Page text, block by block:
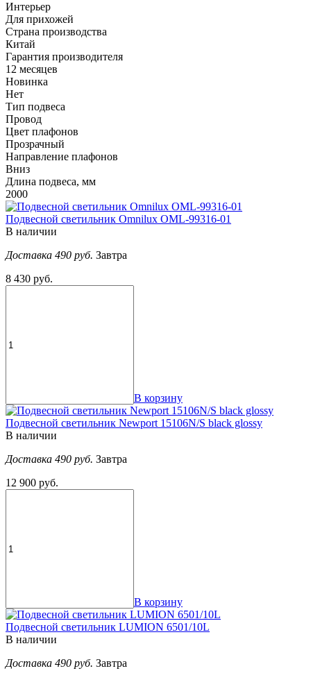
Интерьер
Для прихожей
Страна производства
Китай
Гарантия производителя
12 месяцев
Новинка
Нет
Тип подвеса
Провод
Цвет плафонов
Прозрачный
Направление плафонов
Вниз
Длина подвеса, мм
2000
Подвесной светильник Omnilux OML-99316-01
В наличии
Доставка 490 руб. Завтра
8 430 руб.
В корзину
Подвесной светильник Newport 15106N/S black glossy
В наличии
Доставка 490 руб. Завтра
12 900 руб.
В корзину
Подвесной светильник LUMION 6501/10L
В наличии
Доставка 490 руб. Завтра